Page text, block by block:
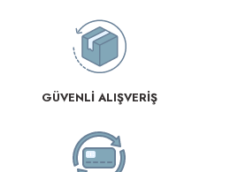
GÜVENLİ ALIŞVERİŞ